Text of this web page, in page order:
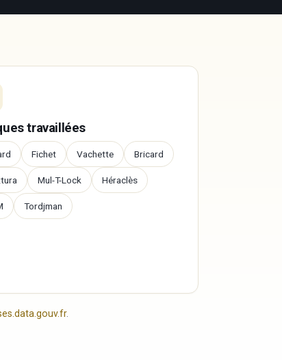
travaillées
Fichet Vachette Bricard
Mul-T-Lock Héraclès
Tordjman
.